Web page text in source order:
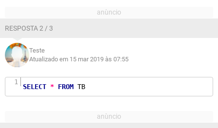
RESPOSTA 2 / 3
Teste
Atualizado em 15 mar 2019 às 07:55
SELECT * FROM TB